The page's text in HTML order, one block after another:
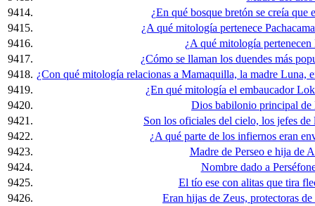
9414.
¿En qué bosque bretón se creía que
9415.
¿A qué mitología pertenece
9416.
¿A qué mitología
9417.
¿Cómo se llaman los duendes más
9418. ¿Con qué mitología relacionas a Mamaquilla, la madre Luna,
9419.
¿En qué mitología el embaucador
9420.
Dios babilonio principal de
9421.
Son los oficiales del cielo, los jefes
9422.
¿A qué parte de los infiernos eran
9423.
Madre de Perseo e hija de
9424.
Nombre dado a
9425.
El tío ese con alitas que tira
9426.
Eran hijas de Zeus, protectoras